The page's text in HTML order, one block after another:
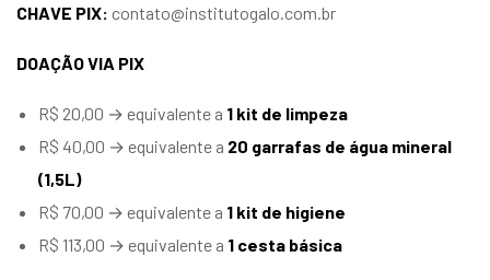
CHAVE PIX: contato@institutogalo.com.br
DOAÇÃO VIA PIX
R$ 20,00 → equivalente a 1 kit de limpeza
R$ 40,00 → equivalente a 20 garrafas de água mineral
(1,5L)
R$ 70,00 → equivalente a 1 kit de higiene
R$ 113,00 → equivalente a 1 cesta básica